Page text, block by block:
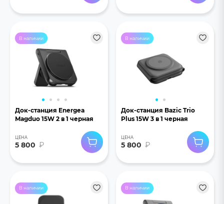
В наличии
Док-станция Energea
Magduo 15W 2 в 1 черная
ЦЕНА
5 800 ₽
В наличии
Док-станция Bazic Trio
Plus 15W 3 в 1 черная
ЦЕНА
5 800 ₽
В наличии В наличии